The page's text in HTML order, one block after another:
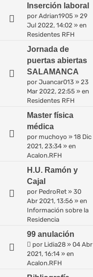
Inserción laboral
por Adrian1905 » 29
Jul 2022, 14:02 » en
Residentes RFH
Jornada de
puertas abiertas
SALAMANCA
por Juancar013 » 23
Mar 2022, 22:55 » en
Residentes RFH
Master física
médica
por muchoyo » 18 Dic
2021, 23:34 » en
Acalon.RFH
H.U. Ramón y
Cajal
por PedroRet » 30
Abr 2021, 13:56 » en
Información sobre la
Residencia
99 anulación
por Lidia28 » 04 Abr
2021, 16:14 » en
Acalon.RFH